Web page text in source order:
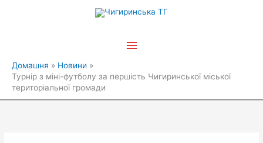
Головне
Домашня
Новини
Турнір з міні-футболу за першість Чигиринської міської
територіальної громади